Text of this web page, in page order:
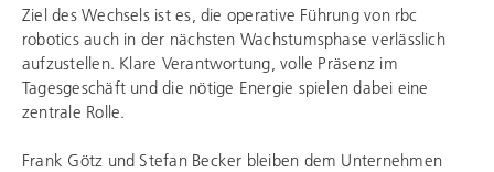
Ziel des Wechsels ist es, die operative Führung von rbc
roboticsauch in der nächsten Wachstumsphase verlässlich
aufzustellen. Klare Verantwortung, volle Präsenz im
Tagesgeschäft und die nötige Energie spielen dabei eine
zentrale Rolle.
Frank Götz und Stefan Becker bleiben dem Unternehmen